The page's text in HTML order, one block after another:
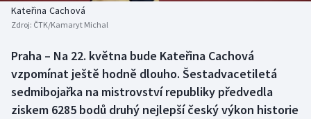
Biatlon
Box
Curling
Aplikace ČT sport
Kateřina Cachová
Zdroj: ČTK/Kamaryt Michal
Praha – Na 22. května bude Kateřina Cachová
vzpomínat ještě hodně dlouho. Šestadvacetiletá
sedmibojařka na mistrovství republiky předvedla
ziskem 6285 bodů druhý nejlepší český výkon historie